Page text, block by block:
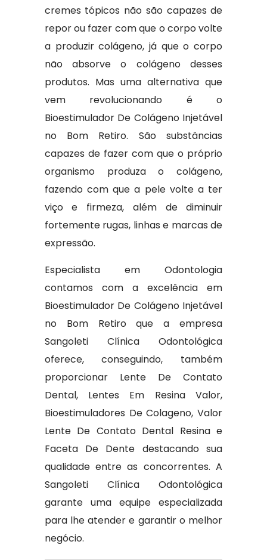
cremes tópicos não são capazes de
repor ou fazer com que o corpo volte
a produzir colágeno, já que o corpo
não absorve o colágeno desses
produtos. Mas uma alternativa que
vem revolucionando é o
Bioestimulador De Colágeno Injetável
no Bom Retiro. São substâncias
capazes de fazer com que o próprio
organismo produza o colágeno,
fazendo com que a pele volte a ter
viço e firmeza, além de diminuir
fortemente rugas, linhas e marcas de
expressão.
Especialista em Odontologia
contamos com a excelência em
Bioestimulador De Colágeno Injetável
no Bom Retiro que a empresa
Sangoleti Clínica Odontológica
oferece, conseguindo, também
proporcionar Lente De Contato
Dental, Lentes Em Resina Valor,
Bioestimuladores De Colageno, Valor
Lente De Contato Dental Resina e
Faceta De Dente destacando sua
qualidade entre as concorrentes. A
Sangoleti Clínica Odontológica
garante uma equipe especializada
para lhe atender e garantir o melhor
negócio.